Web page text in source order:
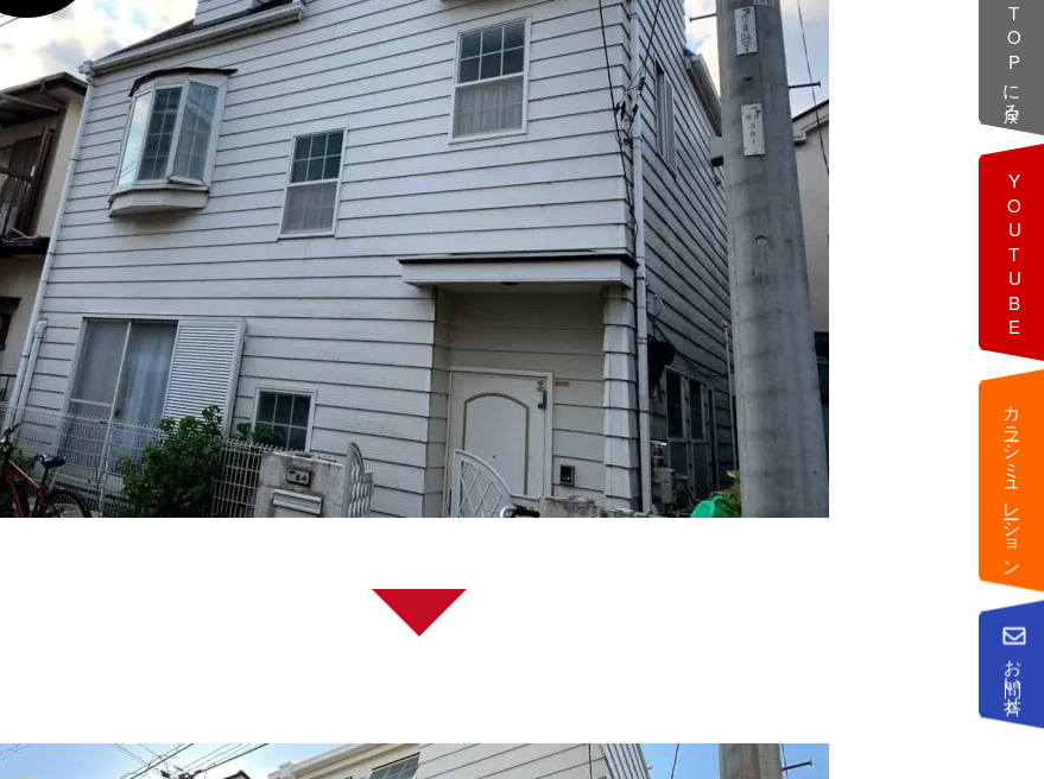
▲TOPに戻る
YOUTUBE
カラーシミュレーション
お問い合せ